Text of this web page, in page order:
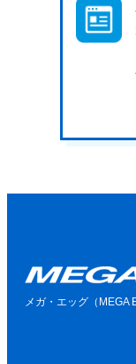
メガ・エッグ（MEGA